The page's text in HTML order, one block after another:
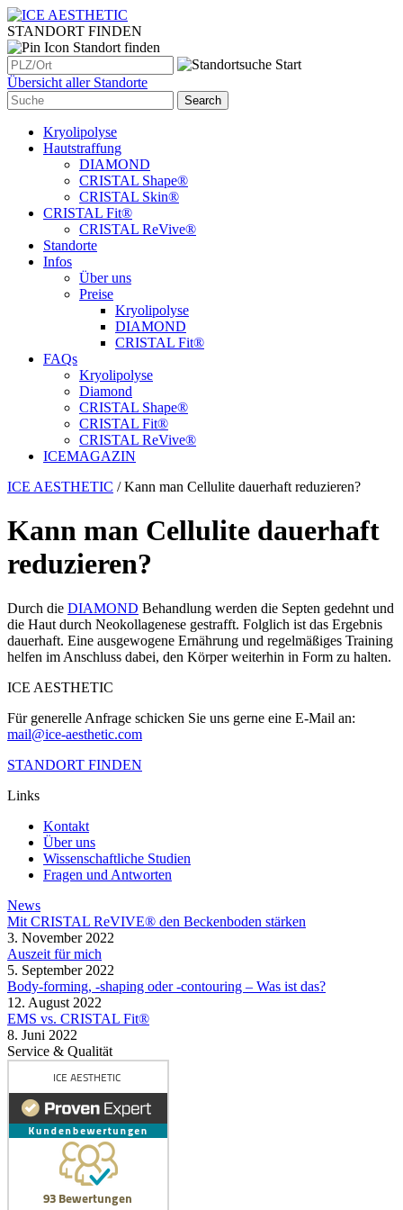
STANDORT FINDEN
Standort finden
Übersicht aller Standorte
Kryolipolyse
Hautstraffung
DIAMOND
CRISTAL Shape®
CRISTAL Skin®
CRISTAL Fit®
CRISTAL ReVive®
Standorte
Infos
Über uns
Preise
Kryolipolyse
DIAMOND
CRISTAL Fit®
FAQs
Kryolipolyse
Diamond
CRISTAL Shape®
CRISTAL Fit®
CRISTAL ReVive®
ICEMAGAZIN
ICE AESTHETIC /Kann man Cellulite dauerhaft reduzieren?
Kann man Cellulite dauerhaft
reduzieren?
Durch die DIAMOND Behandlung werden die Septen gedehnt und
die Haut durch Neokollagenese gestrafft. Folglich ist das Ergebnis
dauerhaft. Eine ausgewogene Ernährung und regelmäßiges Training
helfen im Anschluss dabei, den Körper weiterhin in Form zu halten.
ICE AESTHETIC
Für generelle Anfrage schicken Sie uns gerne eine E-Mail an:
mail@ice-aesthetic.com
STANDORT FINDEN
Links
Kontakt
Über uns
Wissenschaftliche Studien
Fragen und Antworten
News
Mit CRISTAL ReVIVE® den Beckenboden stärken
3. November 2022
Auszeit für mich
5. September 2022
Body-forming, -shaping oder -contouring – Was ist das?
12. August 2022
EMS vs. CRISTAL Fit®
8. Juni 2022
Service & Qualität